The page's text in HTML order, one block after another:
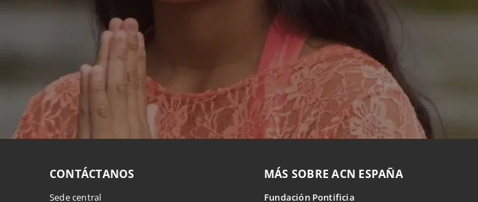
CONTÁCTANOS
Sede central
MÁS SOBRE ACN ESPAÑA
Fundación Pontificia